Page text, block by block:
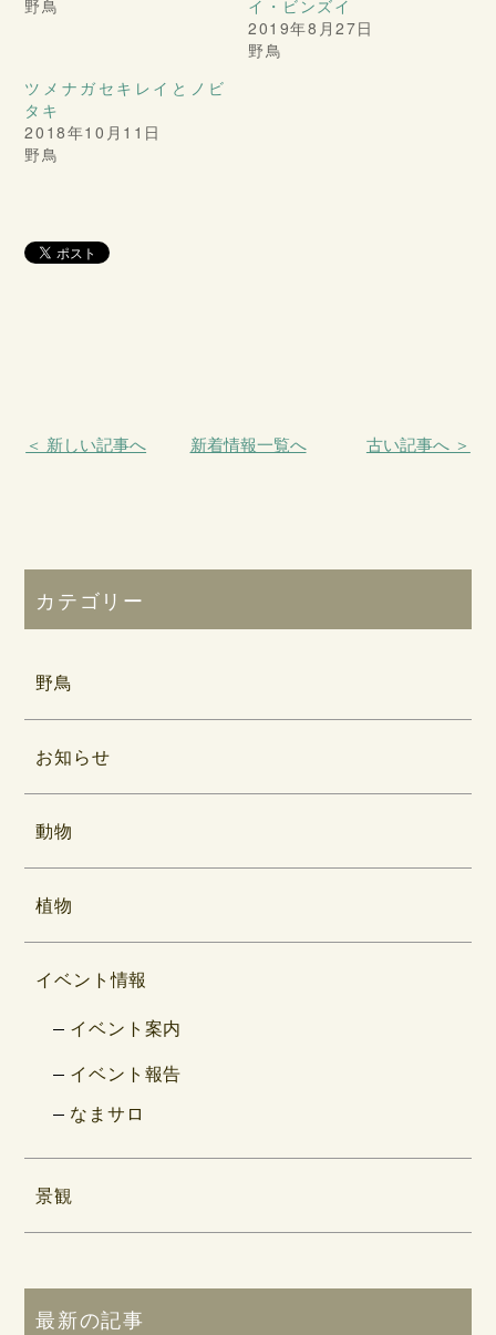
野鳥
イ・ビンズイ
2019年8月27日
野鳥
ツメナガセキレイとノビ
タキ
2018年10月11日
野鳥
＜ 新しい記事へ 新着情報一覧へ 古い記事へ ＞
カテゴリー
野鳥
お知らせ
動物
植物
イベント情報
イベント案内
イベント報告
なまサロ
景観
最新の記事